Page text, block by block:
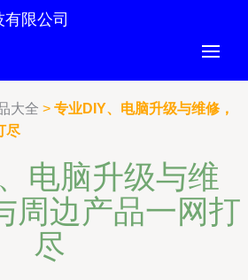
限公司
大全 > 专业DIY、电脑升级与维修，
尽
电脑升级与维
周边产品一网打
尽